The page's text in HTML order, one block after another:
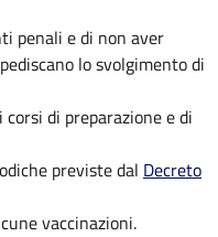
penali e di non aver
lo svolgimento di
di preparazione e di
previste dal Decreto
vaccinazioni.